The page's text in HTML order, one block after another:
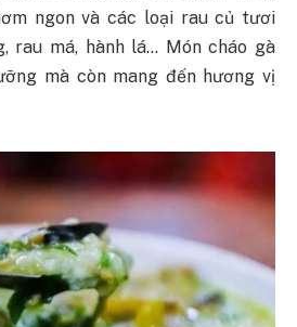
ngon và các loại rau củ tươi
rau má, hành lá… Món cháo gà
mà còn mang đến hương vị